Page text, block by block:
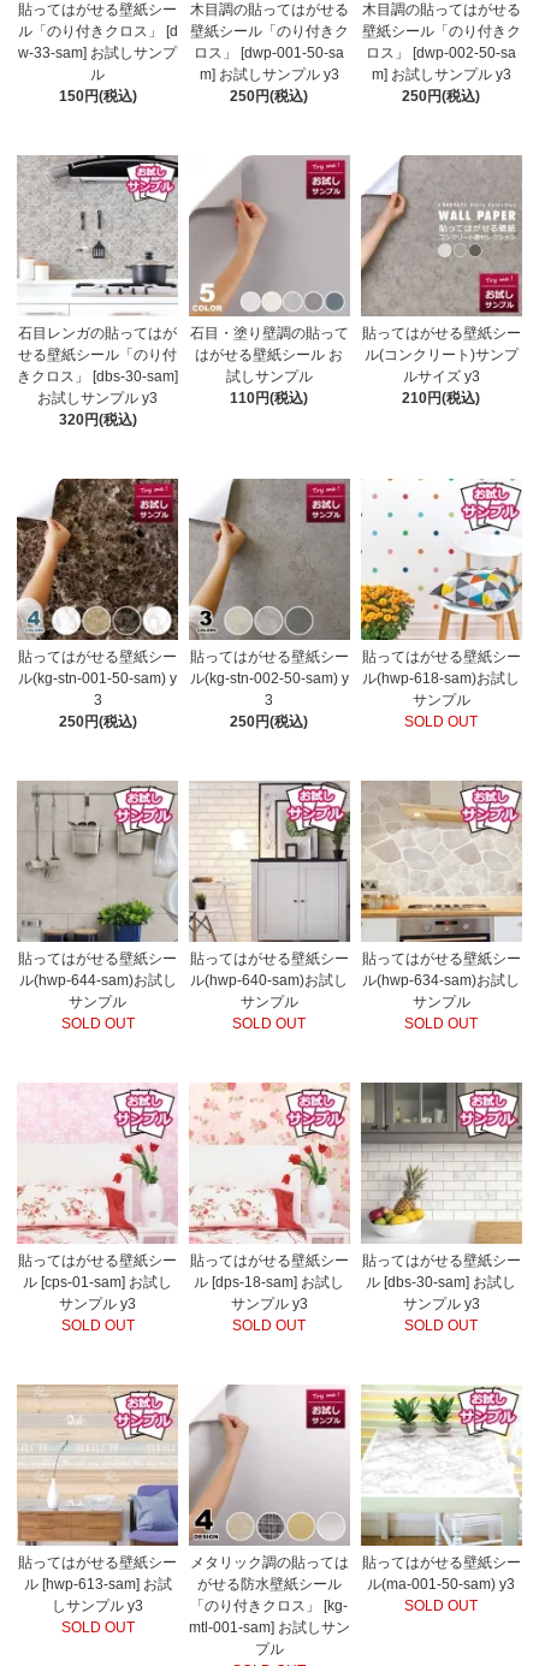
貼ってはがせる壁紙シー
ル「のり付きクロス」 [d
w-33-sam] お試しサンプ
ル
150円(税込)
木目調の貼ってはがせる
壁紙シール「のり付きク
ロス」 [dwp-001-50-sa
m] お試しサンプル y3
250円(税込)
木目調の貼ってはがせる
壁紙シール「のり付きク
ロス」 [dwp-002-50-sa
m] お試しサンプル y3
250円(税込)
石目レンガの貼ってはが
せる壁紙シール「のり付
きクロス」 [dbs-30-sam]
お試しサンプル y3
320円(税込)
石目・塗り壁調の貼って
はがせる壁紙シール お
試しサンプル
110円(税込)
貼ってはがせる壁紙シー
ル(コンクリート)サンプ
ルサイズ y3
210円(税込)
貼ってはがせる壁紙シー
ル(kg-stn-001-50-sam) y
3
250円(税込)
貼ってはがせる壁紙シー
ル(kg-stn-002-50-sam) y
3
250円(税込)
貼ってはがせる壁紙シー
ル(hwp-618-sam)お試し
サンプル
SOLD OUT
貼ってはがせる壁紙シー
ル(hwp-644-sam)お試し
サンプル
SOLD OUT
貼ってはがせる壁紙シー
ル(hwp-640-sam)お試し
サンプル
SOLD OUT
貼ってはがせる壁紙シー
ル(hwp-634-sam)お試し
サンプル
SOLD OUT
貼ってはがせる壁紙シー
ル [cps-01-sam] お試し
サンプル y3
SOLD OUT
貼ってはがせる壁紙シー
ル [dps-18-sam] お試し
サンプル y3
SOLD OUT
貼ってはがせる壁紙シー
ル [dbs-30-sam] お試し
サンプル y3
SOLD OUT
貼ってはがせる壁紙シー
ル [hwp-613-sam] お試
しサンプル y3
SOLD OUT
メタリック調の貼っては
がせる防水壁紙シール
「のり付きクロス」 [kg-
mtl-001-sam] お試しサン
プル
貼ってはがせる壁紙シー
ル(ma-001-50-sam) y3
SOLD OUT